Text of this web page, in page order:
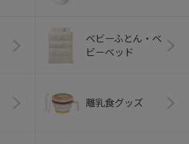
ベビーふとん・ベ
ビーベッド
離乳食グッズ